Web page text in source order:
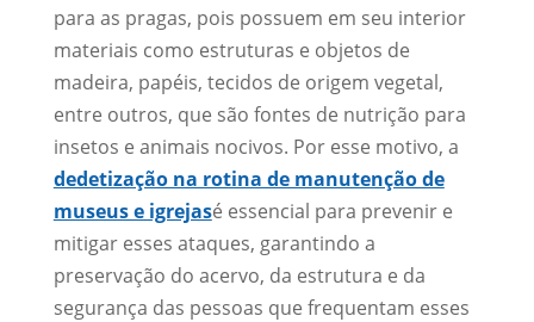
para as pragas, pois possuem em seu interior
materiais como estruturas e objetos de
madeira, papéis, tecidos de origem vegetal,
entre outros, que são fontes de nutrição para
insetos e animais nocivos. Por esse motivo, a
dedetização na rotina de manutenção de
museus e igrejasé essencial para prevenir e
mitigar esses ataques, garantindo a
preservação do acervo, da estrutura e da
segurança das pessoas que frequentam esses